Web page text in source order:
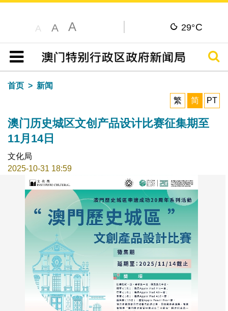
A A A 29°C
目录
搜寻
首页
新闻
繁
简 PT
澳门历史城区文创产品设计比赛征集期至
11月14日
文化局
2025-10-31 18:59